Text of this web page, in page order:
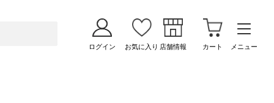
ログイン お気に入り 店舗情報 カート メニュー